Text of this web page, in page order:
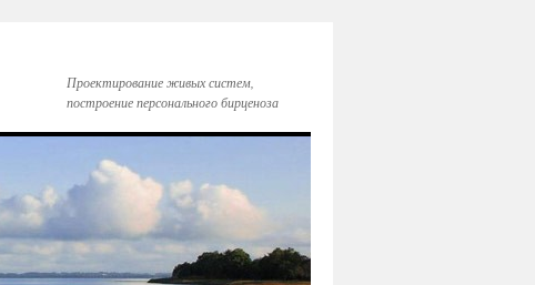
Проектирование живых систем,
построение персонального бирценоза